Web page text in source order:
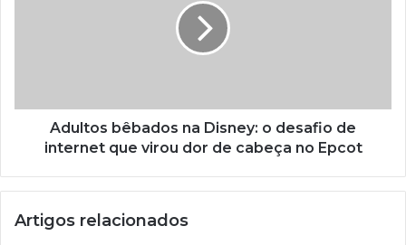
Adultos bêbados na Disney: o desafio de
internet que virou dor de cabeça no Epcot
Artigos relacionados